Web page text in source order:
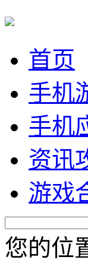
首页
手机
手机
资讯
游戏
您的位